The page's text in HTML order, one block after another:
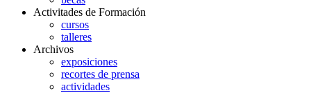
Activitades de Formación
cursos
talleres
Archivos
exposiciones
recortes de prensa
actividades